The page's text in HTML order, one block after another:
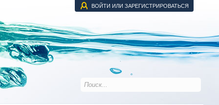
ВОЙТИ ИЛИ ЗАРЕГИСТРИРОВАТЬСЯ